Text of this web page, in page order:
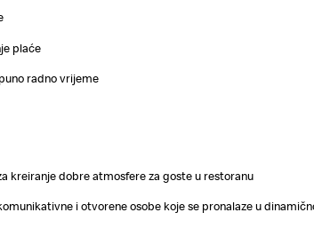
plaće
radno vrijeme
kreiranje dobre atmosfere za goste u restoranu
i otvorene osobe koje se pronalaze u